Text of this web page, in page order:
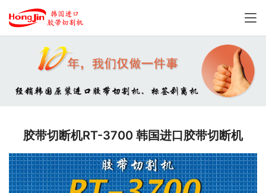
胶带切断机RT-3700 韩国进口胶带切断机